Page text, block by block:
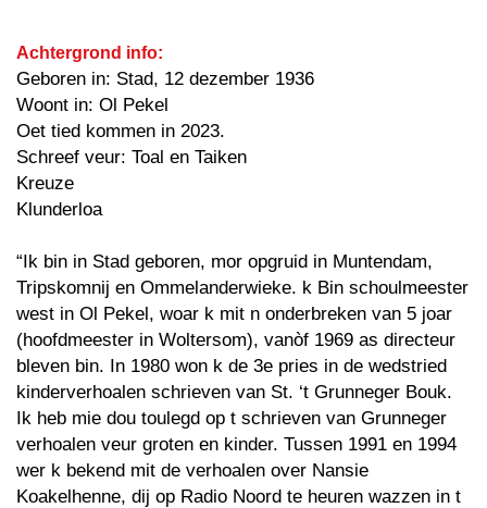
Achtergrond info:
Geboren in: Stad, 12 dezember 1936
Woont in: Ol Pekel
Oet tied kommen in 2023.
Schreef veur: Toal en Taiken
Kreuze
Klunderloa
“Ik bin in Stad geboren, mor opgruid in Muntendam,
Tripskomnij en Ommelanderwieke. k Bin schoulmeester
west in Ol Pekel, woar k mit n onderbreken van 5 joar
(hoofdmeester in Woltersom), vanòf 1969 as directeur
bleven bin. In 1980 won k de 3e pries in de wedstried
kinderverhoalen schrieven van St. ‘t Grunneger Bouk.
Ik heb mie dou toulegd op t schrieven van Grunneger
verhoalen veur groten en kinder. Tussen 1991 en 1994
wer k bekend mit de verhoalen over Nansie
Koakelhenne, dij op Radio Noord te heuren wazzen in t